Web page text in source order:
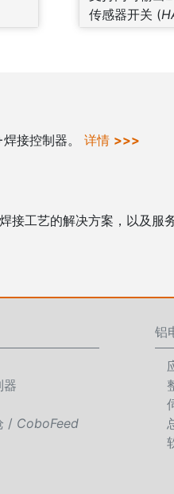
传感器开关 (
接控制器。 详情 >>>
接工艺的解决方案，以及服
器
/ CoboFeed
铝